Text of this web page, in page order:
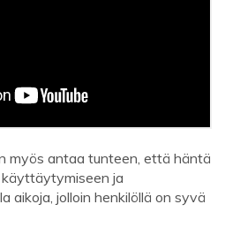
myös antaa tunteen, että häntä
ja
aikoja, jolloin henkilöllä on syvä